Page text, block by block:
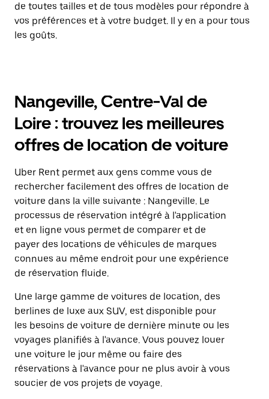
de toutes tailles et de tous modèles pour répondre à
vos préférences et à votre budget. Il y en a pour tous
les goûts.
Nangeville, Centre-Val de
Loire : trouvez les meilleures
offres de location de voiture
Uber Rent permet aux gens comme vous de
rechercher facilement des offres de location de
voiture dans la ville suivante : Nangeville. Le
processus de réservation intégré à l'application
et en ligne vous permet de comparer et de
payer des locations de véhicules de marques
connues au même endroit pour une expérience
de réservation fluide.
Une large gamme de voitures de location, des
berlines de luxe aux SUV, est disponible pour
les besoins de voiture de dernière minute ou les
voyages planifiés à l'avance. Vous pouvez louer
une voiture le jour même ou faire des
réservations à l'avance pour ne plus avoir à vous
soucier de vos projets de voyage.